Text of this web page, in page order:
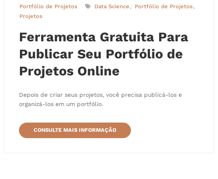
Portfólio de Projetos
Data Science
Portfólio de Projetos
Projetos
Ferramenta Gratuita Para
Publicar Seu Portfólio de
Projetos Online
Depois de criar seus projetos, você precisa publicá-los e
organizá-los em um portfólio.
CONSULTE MAIS INFORMAÇÃO